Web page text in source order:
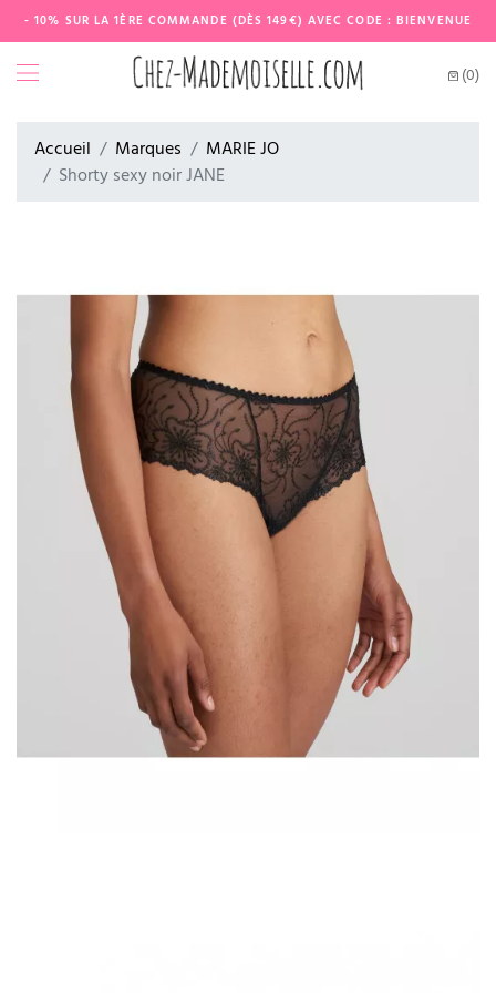
- 10% SUR LA 1ÈRE COMMANDE (DÈS 149€) AVEC CODE : BIENVENUE
(0)
Accueil Marques
MARIE JO
Shorty sexy noir JANE